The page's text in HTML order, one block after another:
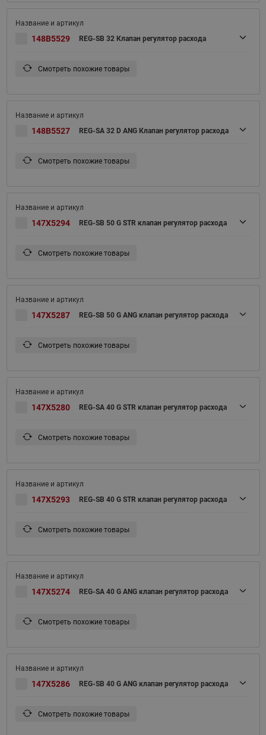
148B5529 REG-SB 32 Клапан регулятор расхода
Смотреть похожие товары
148B5527 REG-SA 32 D ANG Клапан регулятор расхода
Смотреть похожие товары
147X5294 REG-SB 50 G STR клапан регулятор расхода
Смотреть похожие товары
147X5287 REG-SB 50 G ANG клапан регулятор расхода
Смотреть похожие товары
147X5280 REG-SA 40 G STR клапан регулятор расхода
Смотреть похожие товары
147X5293 REG-SB 40 G STR клапан регулятор расхода
Смотреть похожие товары
147X5274 REG-SA 40 G ANG клапан регулятор расхода
Смотреть похожие товары
147X5286 REG-SB 40 G ANG клапан регулятор расхода
Смотреть похожие товары